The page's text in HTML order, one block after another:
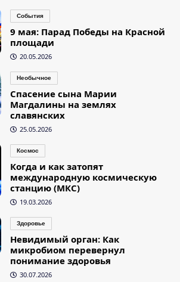
События
9 мая: Парад Победы на Красной
площади
20.05.2026
Необычное
Спасение сына Марии
Магдалины на землях
славянских
25.05.2026
Космос
Когда и как затопят
международную космическую
станцию (МКС)
19.03.2026
Здоровье
Невидимый орган: Как
микробиом перевернул
понимание здоровья
30.07.2026